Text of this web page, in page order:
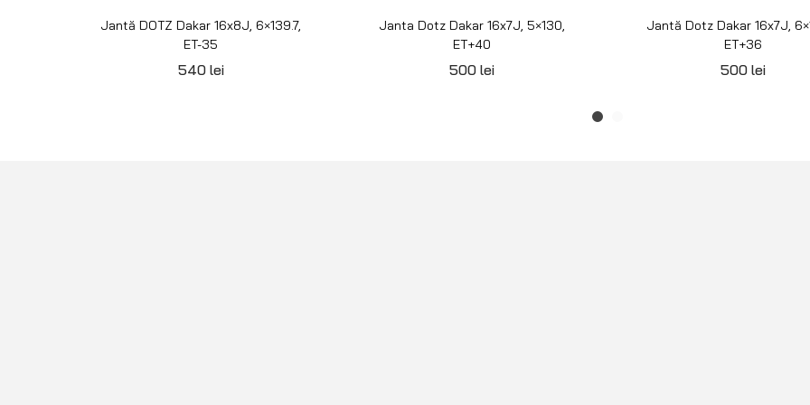
Jantă DOTZ Dakar 16x8J, 6×139.7,
ET-35
540 lei
Janta Dotz Dakar 16x7J, 5×130,
ET+40
500 lei
Jantă Dotz Dakar 16x7J,
ET+36
500 lei